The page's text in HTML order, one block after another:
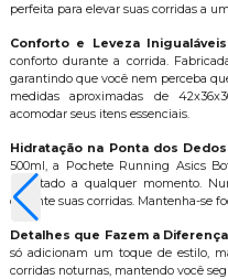
perfeita para elevar suas corridas a
Conforto e Leveza
conforto durante a corrida.
garantindo que você nem perceba
medidas aproximadas de
acomodar seus itens essenciais.
Hidratação na Ponta dos
500ml, a Pochete Running Asics
hidratado a qualquer momento.
durante suas corridas. Mantenha-se
Detalhes que Fazem a
só adicionam um toque de estilo,
corridas noturnas, mantendo você